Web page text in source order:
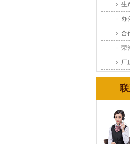
生
办
合
荣
厂